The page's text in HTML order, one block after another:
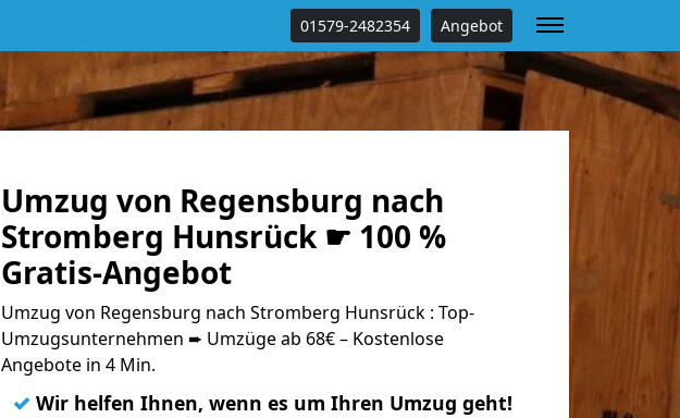
01579-2482354 Angebot
Umzug von Regensburg nach
Stromberg Hunsrück ☛ 100 %
Gratis-Angebot
Umzug von Regensburg nach Stromberg Hunsrück : Top-
Umzugsunternehmen ➨ Umzüge ab 68€ – Kostenlose
Angebote in 4 Min.
✓ Wir helfen Ihnen, wenn es um Ihren Umzug geht!